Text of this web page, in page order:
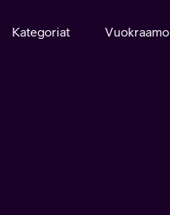
Kategoriat Vuokraamo